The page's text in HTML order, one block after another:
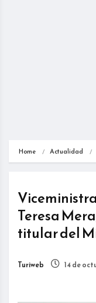
Home Actualidad
Teresa
titular del
Turiweb 14 de